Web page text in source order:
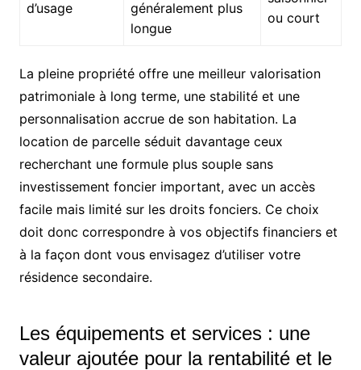
d’usage
généralement plus
longue
ou court
La pleine propriété offre une meilleur valorisation
patrimoniale à long terme, une stabilité et une
personnalisation accrue de son habitation. La
location de parcelle séduit davantage ceux
recherchant une formule plus souple sans
investissement foncier important, avec un accès
facile mais limité sur les droits fonciers. Ce choix
doit donc correspondre à vos objectifs financiers et
à la façon dont vous envisagez d’utiliser votre
résidence secondaire.
Les équipements et services : une
valeur ajoutée pour la rentabilité et le